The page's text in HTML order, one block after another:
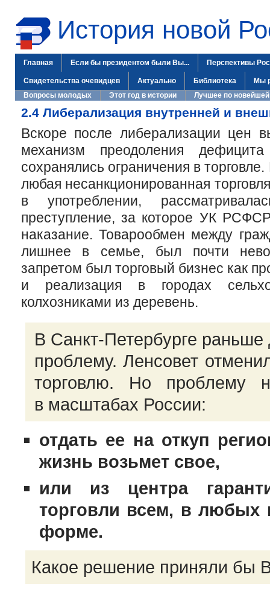
История новой
Главная Если бы президентом были Вы... Перспективы
Свидетельства очевидцев Актуально Библиотека
Мы
Вопросы молодых
Этот год в истории Лучшее по новейшей
2.4 Либерализация внутренней и
Вскоре после либерализации цен
механизм преодоления
сохранялись ограничения в
любая несанкционированная
в употреблении,
преступление, за которое УК
наказание. Товарообмен между
лишнее в семье, был почти
запретом был торговый бизнес как
и реализация в городах
колхозниками из деревень.
В Санкт-Петербурге раньше
проблему. Ленсовет
торговлю. Но проблему
в масштабах России:
отдать ее на откуп
жизнь возьмет свое,
или из центра
торговли всем, в любых
форме.
Какое решение приняли бы